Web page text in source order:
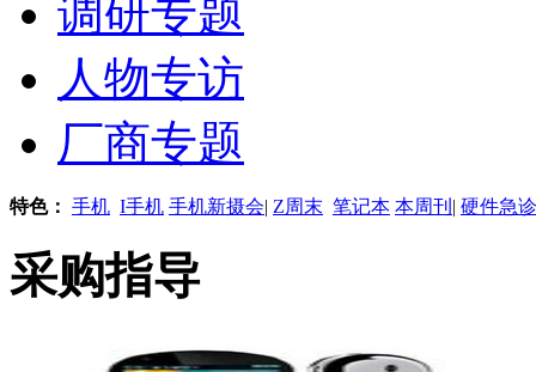
调研专题
人物专访
厂商专题
特色： 手机 I手机 手机新摄会| Z周末 笔记本 本周刊 | 硬件急
采购指导